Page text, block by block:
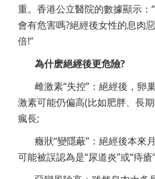
重。香港公立醫院的數據顯示：
會有危害嗎?絕經後女性的息肉
倍!”
為什麽絕經後更危險?
雌激素“失控”：絕經後，卵
激素可能仍偏高(比如肥胖、長
瘋長;
癥狀“變隱蔽”：絕經後本來
可能被誤認為是“尿道炎”或“痔